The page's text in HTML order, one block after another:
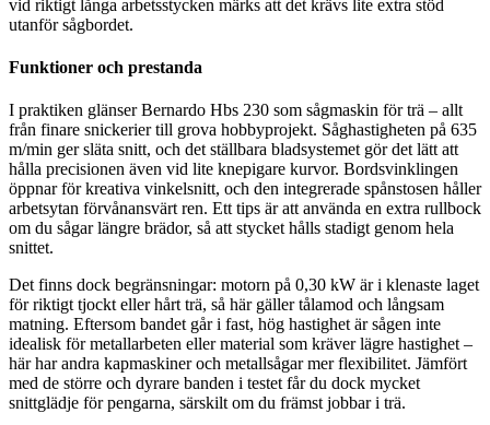
vid riktigt långa arbetsstycken märks att det krävs lite extra stöd
utanför sågbordet.
Funktioner och prestanda
I praktiken glänser Bernardo Hbs 230 som sågmaskin för trä – allt
från finare snickerier till grova hobbyprojekt. Såghastigheten på 635
m/min ger släta snitt, och det ställbara bladsystemet gör det lätt att
hålla precisionen även vid lite knepigare kurvor. Bordsvinklingen
öppnar för kreativa vinkelsnitt, och den integrerade spånstosen håller
arbetsytan förvånansvärt ren. Ett tips är att använda en extra rullbock
om du sågar längre brädor, så att stycket hålls stadigt genom hela
snittet.
Det finns dock begränsningar: motorn på 0,30 kW är i klenaste laget
för riktigt tjockt eller hårt trä, så här gäller tålamod och långsam
matning. Eftersom bandet går i fast, hög hastighet är sågen inte
idealisk för metallarbeten eller material som kräver lägre hastighet –
här har andra kapmaskiner och metallsågar mer flexibilitet. Jämfört
med de större och dyrare banden i testet får du dock mycket
snittglädje för pengarna, särskilt om du främst jobbar i trä.